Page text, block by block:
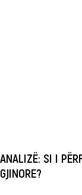
ANALIZË: SI I
GJINORE?